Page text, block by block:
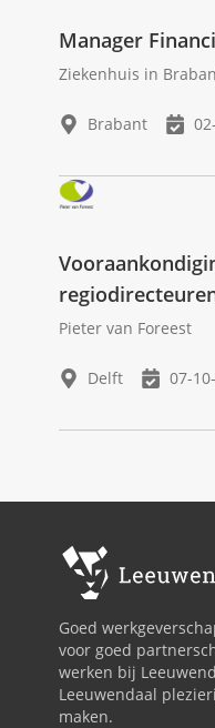
Manager
Ziekenhuis in
Brabant
Pieter van Foreest
Delft 07-
Goed
voor goed
werken bij
Leeuwendaal
maken.